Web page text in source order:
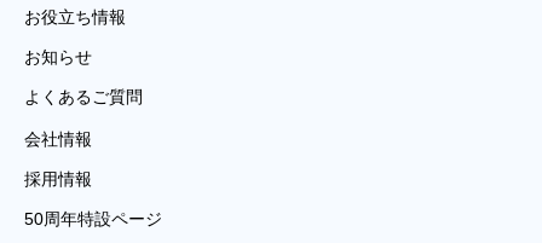
お役立ち情報
お知らせ
よくあるご質問
会社情報
採用情報
50周年特設ページ